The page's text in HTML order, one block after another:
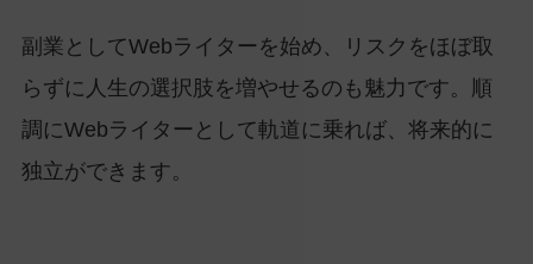
副業としてWebライターを始め、リスクをほぼ取
らずに人生の選択肢を増やせるのも魅力です。順
調にWebライターとして軌道に乗れば、将来的に
独立ができます。